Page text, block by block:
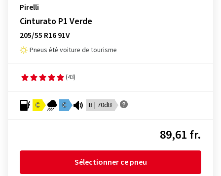
Pirelli
Cinturato P1 Verde
205/55 R16 91V
Pneus été voiture de tourisme
(43)
C C B | 70dB
89,61 fr.
Sélectionner ce pneu